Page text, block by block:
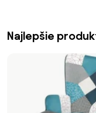
Najlepšie